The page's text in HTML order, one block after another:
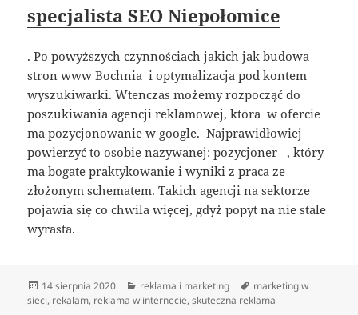
specjalista SEO Niepołomice
. Po powyższych czynnościach jakich jak budowa
stron www Bochnia i optymalizacja pod kontem
wyszukiwarki. Wtenczas możemy rozpocząć do
poszukiwania agencji reklamowej, która w ofercie
ma pozycjonowanie w google. Najprawidłowiej
powierzyć to osobie nazywanej: pozycjoner , który
ma bogate praktykowanie i wyniki z praca ze
złożonym schematem. Takich agencji na sektorze
pojawia się co chwila więcej, gdyż popyt na nie stale
wyrasta.
Data
publikacji
14 sierpnia 2020 Kategorie
reklama i marketing Tagi
marketing w
sieci, rekalam, reklama w internecie,skuteczna reklama